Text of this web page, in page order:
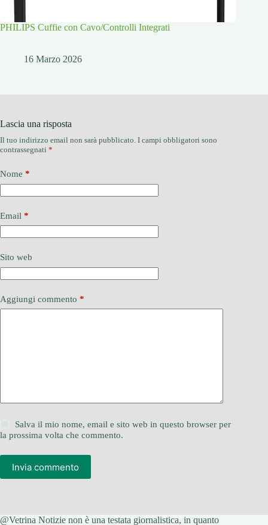
PHILIPS Cuffie con Cavo/Controlli Integrati
16 Marzo 2026
Lascia una risposta
Il tuo indirizzo email non sarà pubblicato. I campi obbligatori sono
contrassegnati *
Nome *
Email *
Sito web
Aggiungi commento *
Salva il mio nome, email e sito web in questo browser per
la prossima volta che commento.
Invia commento
@Vetrina Notizie non è una testata giornalistica, in quanto